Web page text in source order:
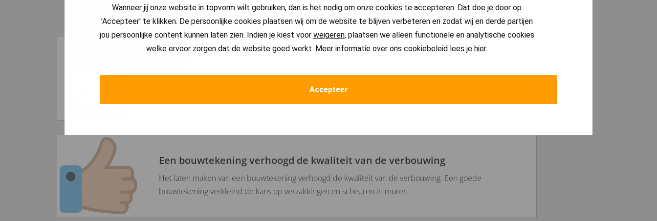
Wanneer jij onze website in topvorm wilt gebruiken, dan is het nodig om onze cookies te accepteren. Dat doe je door op
'Accepteer' te klikken. De persoonlijke cookies plaatsen wij om de website te blijven verbeteren en zodat wij en derde partijen
jou persoonlijke content kunnen laten zien. Indien je kiest voor weigeren, plaatsen we alleen functionele en analytische cookies
welke ervoor zorgen dat de website goed werkt. Meer informatie over ons cookiebeleid lees je hier.
Accepteer
Een bouwtekening zorgt dat je voldoet aan de wet- en regelgeving
Een bouwtekening is een verplicht onderdeel van de omgevingsvergunning. Ook als je geen
omgevingsvergunning nodig hebt, moet je voldoen aan de wet- en regelgeving. Een bouwtekening helpt
Een bouwtekening verhoogd de kwaliteit van de verbouwing
Het laten maken van een bouwtekening verhoogd de kwaliteit van de verbouwing. Een goede
bouwtekening verkleind de kans op verzakkingen en scheuren in muren.